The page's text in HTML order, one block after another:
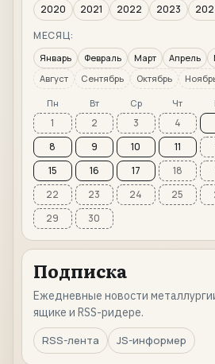
2020
2021 2022 2023
МЕСЯЦ:
Январь Февраль Март Апрель
Август
Сентябрь Октябрь
Пн Вт Ср Чт
1 2 3 4
8
9 10 11
15
16 17 18
22
23 24 25
29
30
Подписка
Ежедневные новости
ящике и RSS-ридере.
RSS-лента
JS-информер